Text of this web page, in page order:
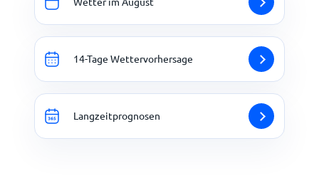
14-Tage Wettervorhersage
Langzeitprognosen